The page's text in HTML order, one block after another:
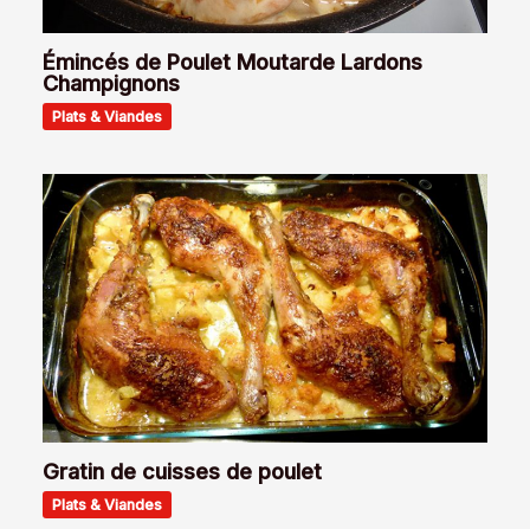
Émincés de Poulet Moutarde Lardons
Champignons
Plats & Viandes
Gratin de cuisses de poulet
Plats & Viandes